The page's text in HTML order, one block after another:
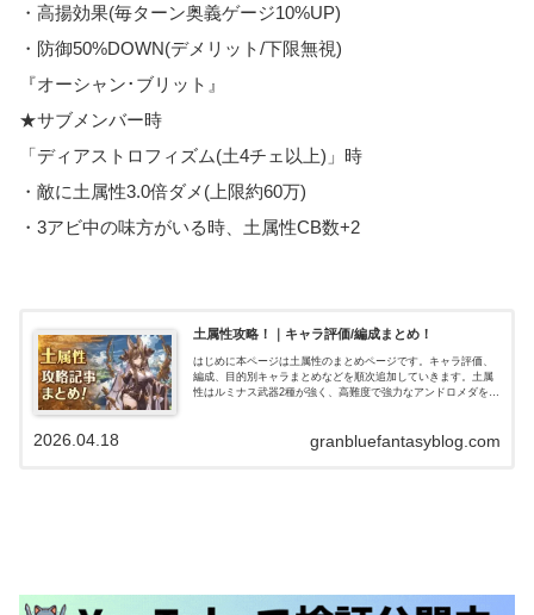
・高揚効果(毎ターン奥義ゲージ10%UP)
・防御50%DOWN(デメリット/下限無視)
『オーシャン･ブリット』
★サブメンバー時
「ディアストロフィズム(土4チェ以上)」時
・敵に土属性3.0倍ダメ(上限約60万)
・3アビ中の味方がいる時、土属性CB数+2
土属性攻略！｜キャラ評価/編成まとめ！
はじめに本ページは土属性のまとめページです。キャラ評価、
編成、目的別キャラまとめなどを順次追加していきます。土属
性はルミナス武器2種が強く、高難度で強力なアンドロメダを主
granbluefantasyblog.com
2026.04.18